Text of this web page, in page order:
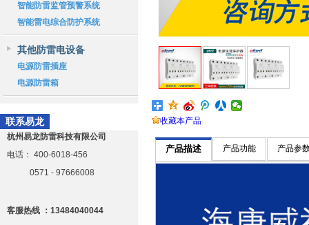
智能防雷监管预警系统
智能雷电综合防护系统
其他防雷电设备
电源防雷插座
电源防雷箱
联系易龙
杭州易龙防雷科技有限公司
电话： 400-6018-456
0571 - 97666008
客服热线 ：13484040044
收藏本产品
产品描述 产品功能 产品参